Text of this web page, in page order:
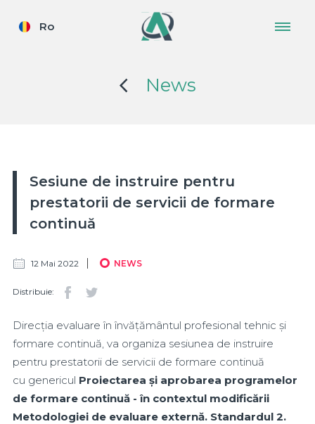
Ro
News
Sesiune de instruire pentru
prestatorii de servicii de formare
continuă
12 Mai 2022 NEWS
Distribuie:
Direcția evaluare în învățământul profesional tehnic și
formare continuă, va organiza sesiunea de instruire
pentru prestatorii de servicii de formare continuă
cu genericul Proiectarea și aprobarea programelor
de formare continuă - în contextul modificării
Metodologiei de evaluare externă. Standardul 2.